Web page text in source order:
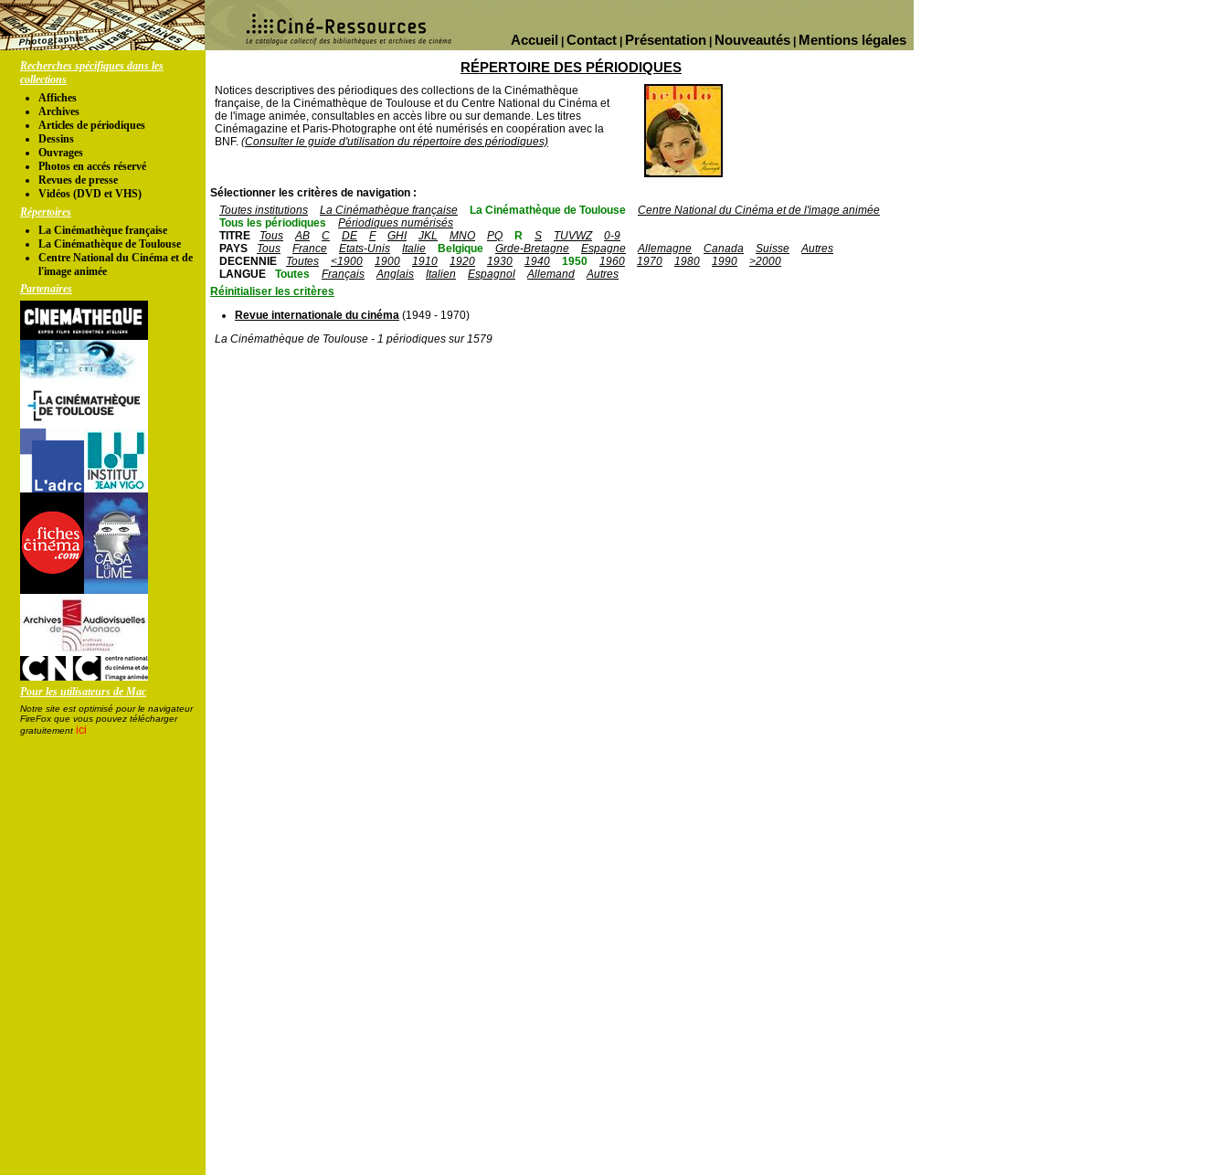
Mentions légales
Nouveautés
Présentation
Contact
Accueil
Recherches spécifiques dans les
collections
Affiches
Archives
Articles de périodiques
Dessins
Ouvrages
Photos en accés réservé
Revues de presse
Vidéos (DVD et VHS)
Répertoires
La Cinémathèque française
La Cinémathèque de Toulouse
Centre National du Cinéma et de
l'image animée
Partenaires
Pour les utilisateurs de Mac
Notre site est optimisé pour le navigateur
FireFox que vous pouvez télécharger
gratuitement ici
RÉPERTOIRE DES PÉRIODIQUES
Notices descriptives des périodiques des collections de la Cinémathèque
française, de la Cinémathèque de Toulouse et du Centre National du Cinéma et
de l'image animée, consultables en accès libre ou sur demande. Les titres
Cinémagazine et Paris-Photographe ont été numérisés en coopération avec la
BNF. (Consulter le guide d'utilisation du répertoire des périodiques)
Sélectionner les critères de navigation :
Toutes institutions
La Cinémathèque française La Cinémathèque de Toulouse
Centre National du Cinéma et de l'image animée
Tous les périodiques
Périodiques numérisés
TITRE
Tous AB C DE F GHI JKL MNO PQ R S TUVWZ
0-9
PAYS
Tous France Etats-Unis Italie Belgique Grde-Bretagne Espagne Allemagne Canada Suisse
Autres
DECENNIE
Toutes <1900 1900 1910 1920 1930 1940 1950 1960 1970 1980 1990
>2000
LANGUE
Toutes Français Anglais Italien Espagnol Allemand
Autres
Réinitialiser les critères
Revue internationale du cinéma (1949 - 1970)
La Cinémathèque de Toulouse - 1 périodiques sur 1579